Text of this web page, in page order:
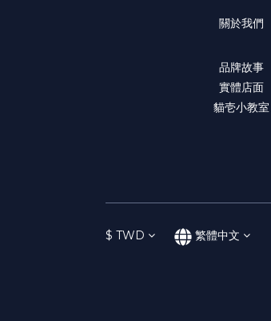
關於我們
品牌故事
實體店面
貓壱小教室
$ TWD 繁體中文